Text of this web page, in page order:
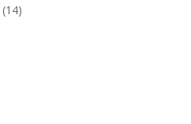
(14)